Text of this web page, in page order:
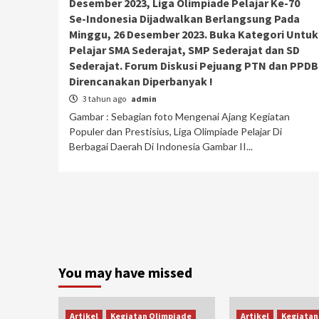
Desember 2023, Liga Olimpiade Pelajar Ke-70
Se-Indonesia Dijadwalkan Berlangsung Pada
Minggu, 26 Desember 2023. Buka Kategori Untuk
Pelajar SMA Sederajat, SMP Sederajat dan SD
Sederajat. Forum Diskusi Pejuang PTN dan PPDB
Direncanakan Diperbanyak !
3 tahun ago admin
Gambar : Sebagian foto Mengenai Ajang Kegiatan
Populer dan Prestisius, Liga Olimpiade Pelajar Di
Berbagai Daerah Di Indonesia Gambar II...
You may have missed
Artikel
Kegiatan Olimpiade
Artikel